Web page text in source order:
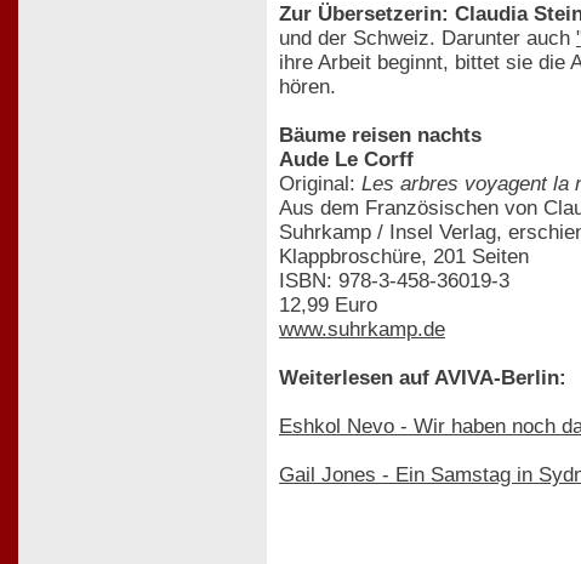
Zur Übersetzerin: Claudia
und der Schweiz. Darunter auch
ihre Arbeit beginnt, bittet sie die
hören.
Bäume reisen nachts
Aude Le Corff
Original: Les arbres voyagent la
Aus dem Französischen von
Suhrkamp / Insel Verlag,
Klappbroschüre, 201 Seiten
ISBN: 978-3-458-36019-3
12,99 Euro
www.suhrkamp.de
Weiterlesen auf AVIVA-Berlin:
Eshkol Nevo - Wir haben noch
Gail Jones - Ein Samstag in